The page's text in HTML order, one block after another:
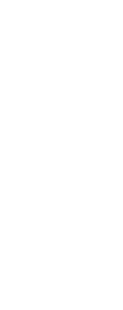
contamos la base) se
y para visitarla es
al sur